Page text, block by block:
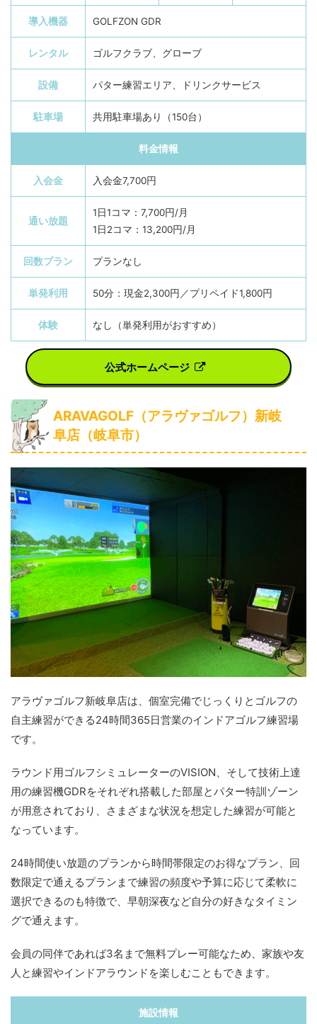
導入機器 GOLFZON GDR
レンタル ゴルフクラブ、グローブ
設備 パター練習エリア、ドリンクサービス
駐車場 共用駐車場あり（150台）
料金情報
入会金 入会金7,700円
通い放題
1日1コマ：7,700円/月
1日2コマ：13,200円/月
回数プラン プランなし
単発利用 50分：現金2,300円／プリペイド1,800円
体験 なし（単発利用がおすすめ）
公式ホームページ
ARAVAGOLF（アラヴァゴルフ）新岐
阜店（岐阜市）
アラヴァゴルフ新岐阜店は、個室完備でじっくりとゴルフの
自主練習ができる24時間365日営業のインドアゴルフ練習場
です。
ラウンド用ゴルフシミュレーターのVISION、そして技術上達
用の練習機GDRをそれぞれ搭載した部屋とパター特訓ゾーン
が用意されており、さまざまな状況を想定した練習が可能と
なっています。
24時間使い放題のプランから時間帯限定のお得なプラン、回
数限定で通えるプランまで練習の頻度や予算に応じて柔軟に
選択できるのも特徴で、早朝深夜など自分の好きなタイミン
グで通えます。
会員の同伴であれば3名まで無料プレー可能なため、家族や友
人と練習やインドアラウンドを楽しむこともできます。
施設情報